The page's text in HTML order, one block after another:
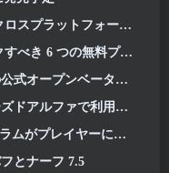
トフォーム プレイを実現
6 つの無料プレイ ゲーム
レイテストが本日キックオフ
ルファで利用可能に
時に何を期待するかを知らせます
とナーフ 7.5